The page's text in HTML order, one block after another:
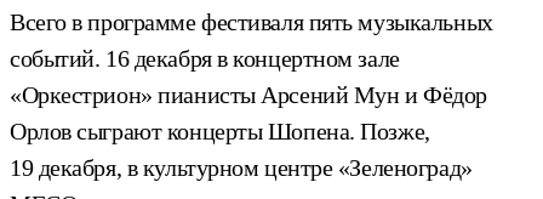
Всего в программе фестиваля пять музыкальных
событий. 16 декабря в концертном зале
«Оркестрион» пианисты Арсений Мун и Фёдор
Орлов сыграют концерты Шопена. Позже,
19 декабря, в культурном центре «Зеленоград»